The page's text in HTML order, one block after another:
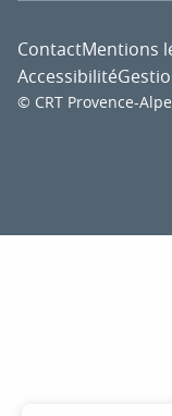
© CRT Provence-
ContactMentions
Accessibilité